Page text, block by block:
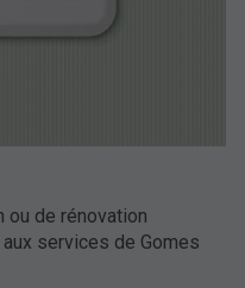
ou de rénovation
services de Gomes